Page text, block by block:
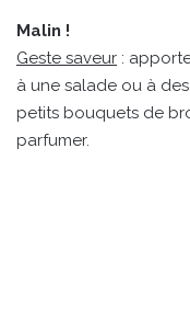
Malin !
Geste saveur :
à une salade ou à
petits bouquets de
parfumer.